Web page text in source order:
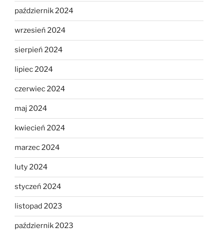
październik 2024
wrzesień 2024
sierpień 2024
lipiec 2024
czerwiec 2024
maj 2024
kwiecień 2024
marzec 2024
luty 2024
styczeń 2024
listopad 2023
październik 2023